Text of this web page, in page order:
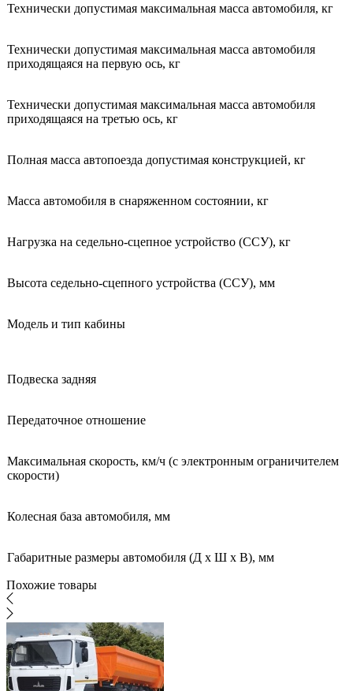
Технически допустимая максимальная масса автомобиля, кг
Технически допустимая максимальная масса автомобиля
приходящаяся на первую ось, кг
Технически допустимая максимальная масса автомобиля
приходящаяся на третью ось, кг
Полная масса автопоезда допустимая конструкцией, кг
Масса автомобиля в снаряженном состоянии, кг
Нагрузка на седельно-сцепное устройство (ССУ), кг
Высота седельно-сцепного устройства (ССУ), мм
Модель и тип кабины
Подвеска задняя
Передаточное отношение
Максимальная скорость, км/ч (с электронным ограничителем
скорости)
Колесная база автомобиля, мм
Габаритные размеры автомобиля (Д х Ш х В), мм
Похожие товары